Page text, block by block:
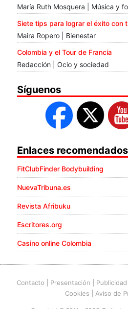
María Ruth Mosquera | Música y
Siete tips para lograr el éxito con
Maira Ropero | Bienestar
Colombia y el Tour de Francia
Redacción | Ocio y sociedad
Síguenos
Enlaces recomendados
FitClubFinder Bodybuilding
NuevaTribuna.es
Revista Afribuku
Escritores.org
Casino online Colombia
Contacto Presentación Publicidad
Cookies
Aviso de